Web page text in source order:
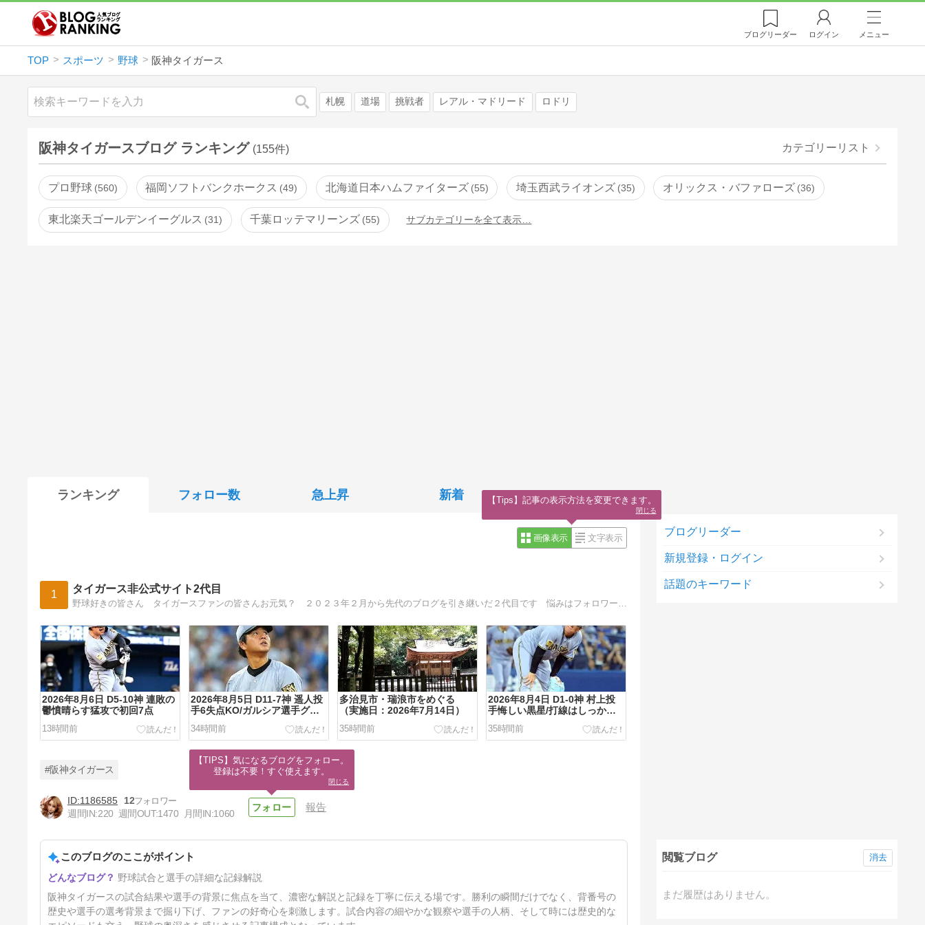
ブログリーダー ログイン メニュー
TOP スポーツ 野球 阪神タイガース
検索 札幌 道場 挑戦者 レアル・マドリード ロドリ
阪神タイガースブログ ランキング (155件) カテゴリーリスト
プロ野球 560 福岡ソフトバンクホークス 49 北海道日本ハムファイターズ 55 埼玉西武ライオンズ 35 オリックス・バファローズ 36
東北楽天ゴールデンイーグルス 31 千葉ロッテマリーンズ 55 サブカテゴリーを全て表示…
ランキング フォロー数 急上昇 新着
画像表示 文字表示
1 タイガース非公式サイト2代目
2026年8月6日 D5-10神 連敗の
鬱憤晴らす猛攻で初回7点
13時間前
2026年8月5日 D11-7神 遥人投
手6失点KO/ガルシア選手グラ
34時間前
多治見市・瑞浪市をめぐる
（実施日：2026年7月14日）
35時間前
2026年8月4日 D1-0神 村上投
手悔しい黒星/打線はしっかり
35時間前
ん2発！前川君はちょっと反省
しなさい
4日前
#阪神タイガース
1186585
12
週間IN:220 週間OUT:1470 月間IN:1060
報告
このブログのここがポイント
野球試合と選手の詳細な記録解説
阪神タイガースの試合結果や選手の背景に焦点を当て、濃密な解説と記録を丁寧に伝える場です。勝利の瞬間だけでなく、背番号の
歴史や選手の選考背景まで掘り下げ、ファンの好奇心を刺激します。試合内容の細やかな観察や選手の人柄、そして時には歴史的な
ブログリーダー
新規登録・ログイン
話題のキーワード
閲覧ブログ
まだ履歴はありません。
消去
【TIPS】気になるブログをフォロー。
登録は不要！すぐ使えます。
閉じる
【Tips】記事の表示方法を変更できます。
閉じる